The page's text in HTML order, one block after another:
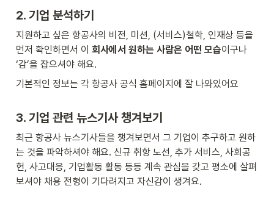
2. 기업 분석하기
지원하고 싶은 항공사의 비전, 미션, (서비스)철학, 인재상 등을
먼저 확인하면서 이 회사에서 원하는 사람은 어떤 모습이구나
‘감’을 잡으셔야 해요.
기본적인 정보는 각 항공사 공식 홈페이지에 잘 나와있어요
3. 기업 관련 뉴스기사 챙겨보기
최근 항공사 뉴스기사들을 챙겨보면서 그 기업이 추구하고 원하
는 것을 파악하셔야 해요. 신규 취항 노선, 추가 서비스, 사회공
헌, 사고대응, 기업활동 활동 등등 계속 관심을 갖고 평소에 살펴
보셔야 채용 전형이 기다려지고 자신감이 생겨요.